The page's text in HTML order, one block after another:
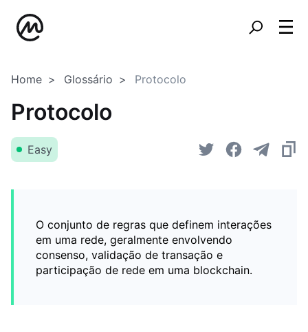
Home Glossário Protocolo
Protocolo
Easy
O conjunto de regras que definem interações
em uma rede, geralmente envolvendo
consenso, validação de transação e
participação de rede em uma blockchain.